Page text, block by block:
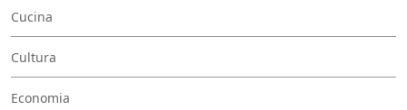
Cucina
Cultura
Economia